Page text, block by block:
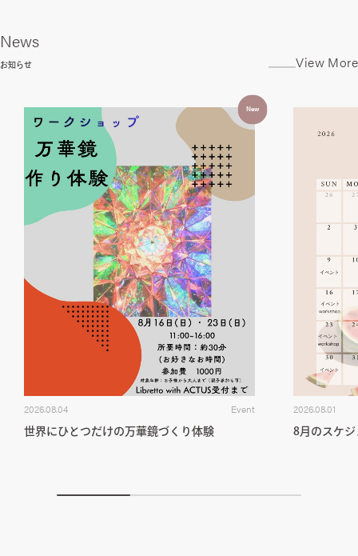
News
お知らせ View More
New
2026.08.04 Event
世界にひとつだけの万華鏡づくり体験
2026.08.01
8月のスケ